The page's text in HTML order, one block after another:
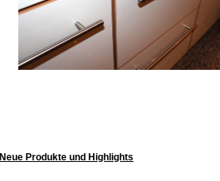
Neue Produkte und Highlights